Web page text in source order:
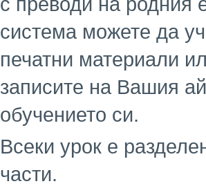
система можете да
печатни материали
записите на Вашия
обучението си.
Всеки урок е
части.